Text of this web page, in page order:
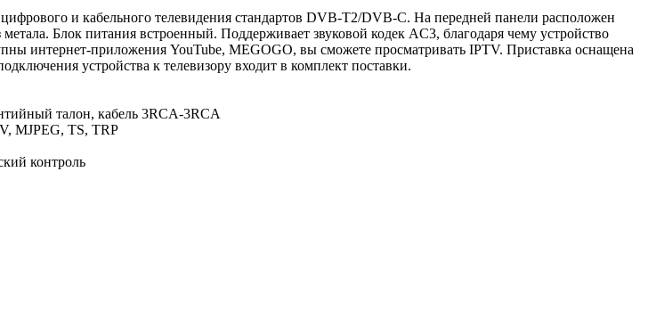
и кабельного телевидения стандартов DVB-T2/DVB-C. На передней панели расположен
Блок питания встроенный. Поддерживает звуковой кодек AC3, благодаря чему устройство
интернет-приложения YouTube, MEGOGO, вы сможете просматривать IPTV. Приставка оснащена
устройства к телевизору входит в комплект поставки.
талон, кабель 3RCA-3RCA
MJPEG, TS, TRP
контроль